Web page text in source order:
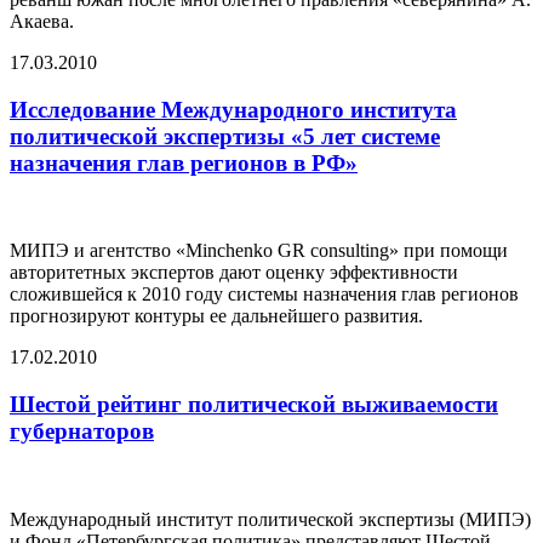
Акаева.
17.03.2010
Исследование Международного института
политической экспертизы «5 лет системе
назначения глав регионов в РФ»
МИПЭ и агентство «Minchenko GR consulting» при помощи
авторитетных экспертов дают оценку эффективности
сложившейся к 2010 году системы назначения глав регионов
прогнозируют контуры ее дальнейшего развития.
17.02.2010
Шестой рейтинг политической выживаемости
губернаторов
Международный институт политической экспертизы (МИПЭ)